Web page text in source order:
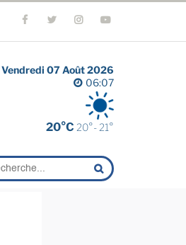
Vendredi 07 Août 2026
06:07
20°C 20°- 21°